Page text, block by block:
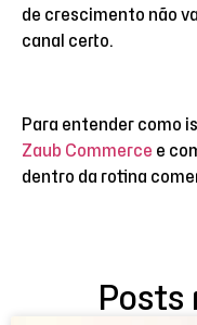
de crescimento não
canal certo.
Para entender como
Zaub Commerce e
dentro da rotina
Posts